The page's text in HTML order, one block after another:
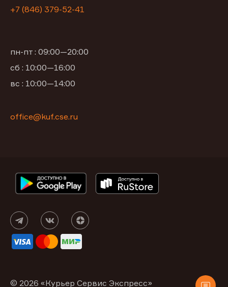
+7 (846) 379-52-41
пн-пт : 09:00—20:00
сб : 10:00—16:00
вс : 10:00—14:00
office@kuf.cse.ru
© 2026 «Курьер Сервис Экспресс»